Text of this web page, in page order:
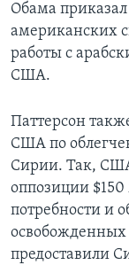
Обама
американских
работы с
США.
Паттерсон
США по
Сирии. Так,
оппозиции
потребности и
предоставили